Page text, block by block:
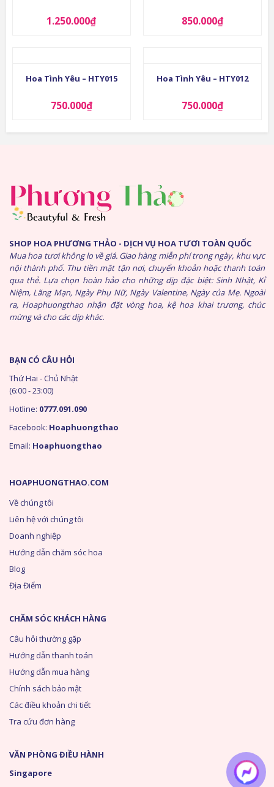
1.250.000₫ 850.000₫
Hoa Tình Yêu – HTY015
750.000₫
Hoa Tình Yêu – HTY012
750.000₫
SHOP HOA PHƯƠNG THẢO - DỊCH VỤ HOA TƯƠI TOÀN QUỐC
Mua hoa tươi không lo về giá. Giao hàng miễn phí trong ngày, khu vực
nội thành phố. Thu tiền mặt tận nơi, chuyển khoản hoặc thanh toán
qua thẻ. Lựa chọn hoàn hảo cho những dịp đặc biệt: Sinh Nhật, Kỉ
Niệm, Lãng Mạn, Ngày Phụ Nữ, Ngày Valentine, Ngày của Mẹ. Ngoài
ra, Hoaphuongthao nhận đặt vòng hoa, kệ hoa khai trương, chúc
mừng và cho các dịp khác.
HOAPHUONGTHAO.COM
Về chúng tôi
Liên hệ với chúng tôi
Doanh nghiệp
Hướng dẫn chăm sóc hoa
Blog
Địa Điểm
CHĂM SÓC KHÁCH HÀNG
Câu hỏi thường gặp
Hướng dẫn thanh toán
Hướng dẫn mua hàng
Chính sách bảo mật
Các điều khoản chi tiết
Tra cứu đơn hàng
BẠN CÓ CÂU HỎI
Thứ Hai - Chủ Nhật
(6:00 - 23:00)
Hotline: 0777.091.090
Facebook: Hoaphuongthao
Email: Hoaphuongthao
VĂN PHÒNG ĐIỀU HÀNH
Singapore